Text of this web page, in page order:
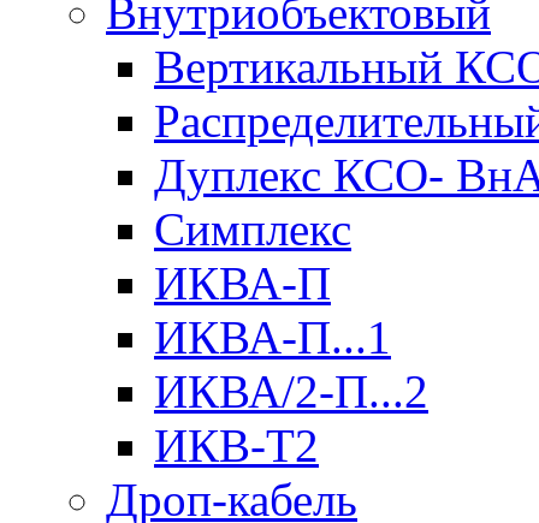
Внутриобъектовый
Вертикальный
Дуплекс КСО-
Симплекс
ИКВА-П
ИКВА-П...1
ИКВА/2-П...2
ИКВ-Т2
Дроп-кабель